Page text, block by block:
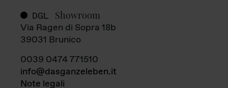
DGL Showroom
Via Ragen di Sopra 18b
39031 Brunico
0039 0474 771510
info@dasganzeleben.it
Note legali